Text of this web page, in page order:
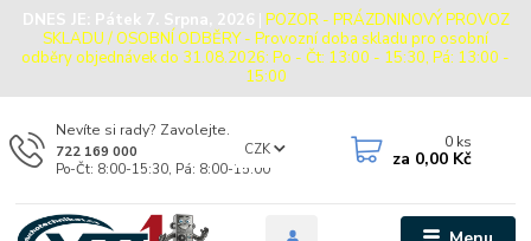
DNES JE: Pátek 7. Srpna, 2026 | POZOR - PRÁZDNINOVÝ PROVOZ
SKLADU / OSOBNÍ ODBĚRY - Provozní doba skladu pro osobní
odběry objednávek do 31.08.2026: Po - Čt: 13:00 - 15:30, Pá: 13:00 -
15:00
CZK
Nevíte si rady? Zavolejte.
722 169 000
Po-Čt: 8:00-15:30, Pá: 8:00-15:00
0 ks
za 0,00 Kč